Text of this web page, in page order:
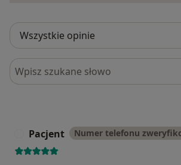
Szukaj w opiniach
Pacjent Numer telefonu